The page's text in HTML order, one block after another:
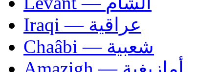
Iraqi — عراقية
Chaâbi — شعبية